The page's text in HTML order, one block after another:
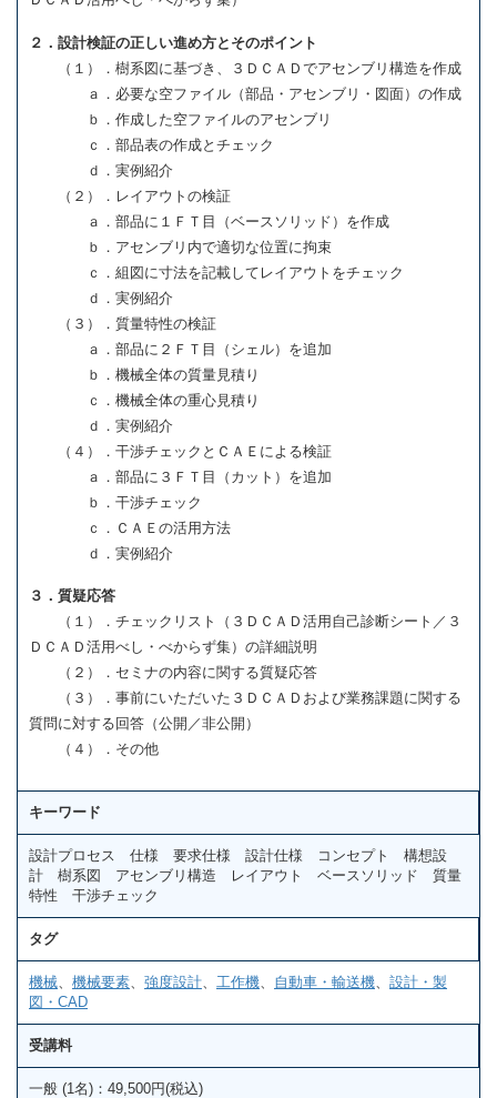
２．設計検証の正しい進め方とそのポイント
（１）．樹系図に基づき、３ＤＣＡＤでアセンブリ構造を作成
ａ．必要な空ファイル（部品・アセンブリ・図面）の作成
ｂ．作成した空ファイルのアセンブリ
ｃ．部品表の作成とチェック
ｄ．実例紹介
（２）．レイアウトの検証
ａ．部品に１ＦＴ目（ベースソリッド）を作成
ｂ．アセンブリ内で適切な位置に拘束
ｃ．組図に寸法を記載してレイアウトをチェック
ｄ．実例紹介
（３）．質量特性の検証
ａ．部品に２ＦＴ目（シェル）を追加
ｂ．機械全体の質量見積り
ｃ．機械全体の重心見積り
ｄ．実例紹介
（４）．干渉チェックとＣＡＥによる検証
ａ．部品に３ＦＴ目（カット）を追加
ｂ．干渉チェック
ｃ．ＣＡＥの活用方法
ｄ．実例紹介
３．質疑応答
（１）．チェックリスト（３ＤＣＡＤ活用自己診断シート／３
ＤＣＡＤ活用べし・べからず集）の詳細説明
（２）．セミナの内容に関する質疑応答
（３）．事前にいただいた３ＤＣＡＤおよび業務課題に関する
質問に対する回答（公開／非公開）
（４）．その他
キーワード
設計プロセス 仕様 要求仕様 設計仕様 コンセプト 構想設
計 樹系図 アセンブリ構造 レイアウト ベースソリッド 質量
特性 干渉チェック
タグ
機械 機械要素 強度設計 工作機 自動車・輸送機
設計・製
図・CAD
受講料
一般 (1名)：49,500円(税込)